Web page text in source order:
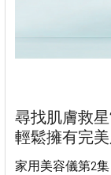
尋找肌膚救
輕鬆擁有完
家用美容儀第2